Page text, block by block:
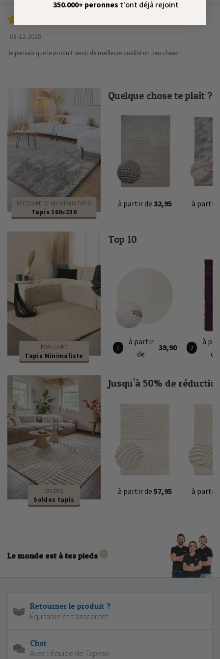
08-12-2025
Je pensais que le produit serait de meilleure qualité un peu cheap !
DÉCOUVRE DE NOUVEAUX TAPIS
Tapis 160x230
Quelque chose te plaît ?
à partir de 32,95 à partir
POPULAIRE
Tapis Minimaliste
Top 10
à partir
de
39,90
à
de
SOLDES
Soldes tapis
Jusqu'à 50% de
à partir de 57,95 à partir
Le monde est à tes pieds
Retourner le produit ?
Équitable et transparent
Chat
Avec l'équipe de Tapeso
350.000+ peronnes t'ontdéjà rejoint